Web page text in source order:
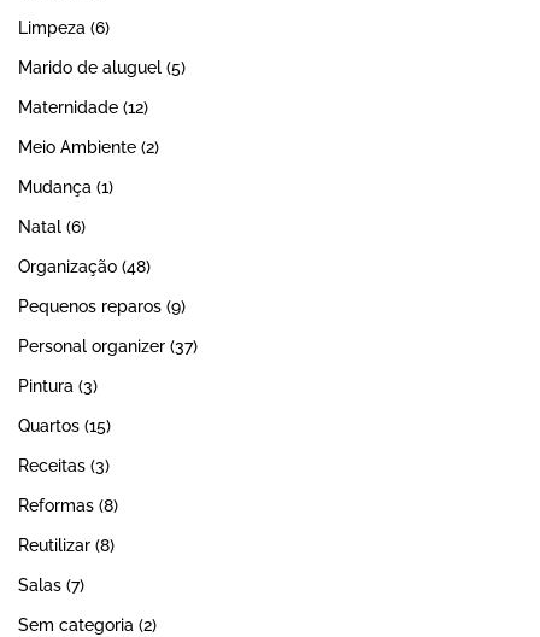
Limpeza (6)
Marido de aluguel (5)
Maternidade (12)
Meio Ambiente (2)
Mudança (1)
Natal (6)
Organização (48)
Pequenos reparos (9)
Personal organizer (37)
Pintura (3)
Quartos (15)
Receitas (3)
Reformas (8)
Reutilizar (8)
Salas (7)
Sem categoria (2)